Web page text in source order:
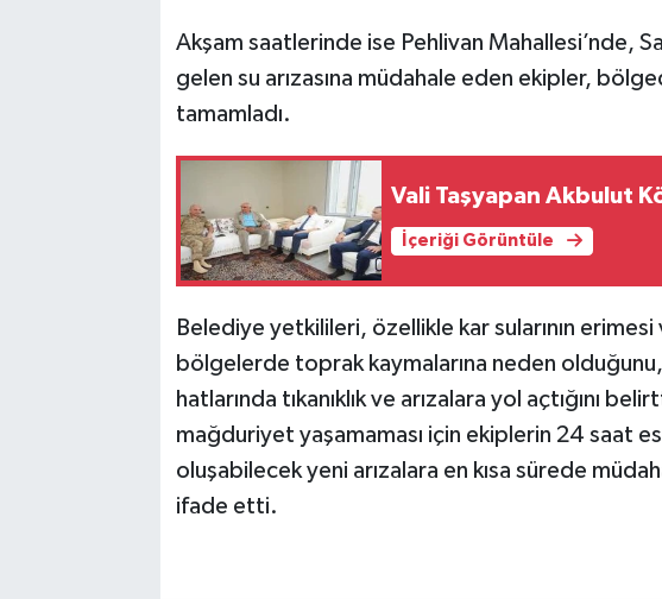
Akşam saatlerinde ise Pehlivan Mahallesi’nde,
gelen su arızasına müdahale eden ekipler,
tamamladı.
Vali Taşyapan Akbulut
İçeriği Görüntüle
Belediye yetkilileri, özellikle kar sularının erimesi
bölgelerde toprak kaymalarına neden
hatlarında tıkanıklık ve arızalara yol açtığını
mağduriyet yaşamaması için ekiplerin 24 saat
oluşabilecek yeni arızalara en kısa sürede
ifade etti.